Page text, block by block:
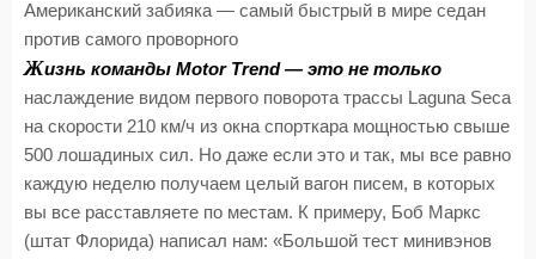
Американский забияка — самый быстрый в мире седан
против самого проворного
Жизнь команды Motor Trend — это не только
наслаждение видом первого поворота трассы Laguna Seca
на скорости 210 км/ч из окна спорткара мощностью свыше
500 лошадиных сил. Но даже если это и так, мы все равно
каждую неделю получаем целый вагон писем, в которых
вы все расставляете по местам. К примеру, Боб Маркс
(штат Флорида) написал нам: «Большой тест минивэнов